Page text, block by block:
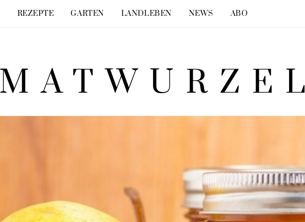
REZEPTE GARTEN LANDLEBEN NEWS ABO